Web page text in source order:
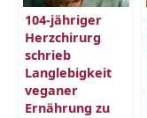
104-jähriger
Herzchirurg
schrieb
Langlebigkeit
veganer
Ernährung zu